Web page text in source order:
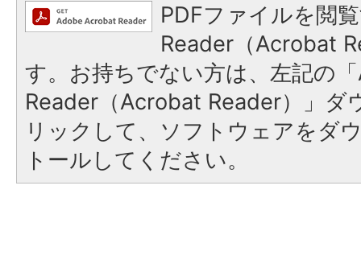
PDFファイルを閲
Reader（Acrobat
す。お持ちでない方は、左記の
Reader（Acrobat Reader）」ダ
リックして、ソフトウェアをダ
トールしてください。